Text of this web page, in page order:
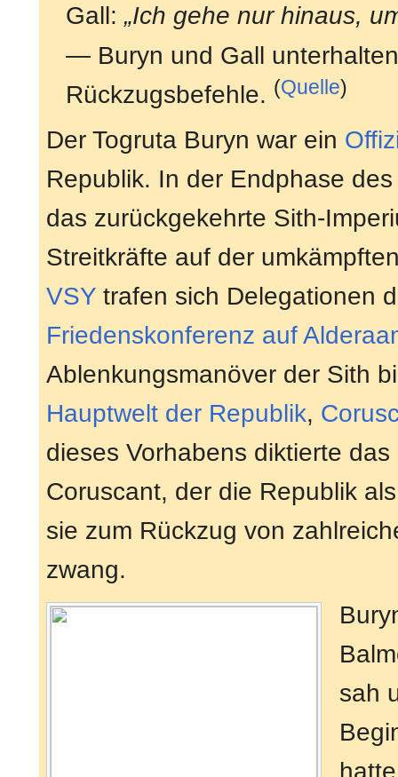
Gall:„Ich gehe nur hinaus,
— Buryn und Gall
Rückzugsbefehle. (Quelle)
Der Togruta Buryn war ein
Republik. In der Endphase
das zurückgekehrte Sith-
Streitkräfte auf der
VSY trafen sich Delegationen
Friedenskonferenz auf
Ablenkungsmanöver der Sith
Hauptwelt der Republik,
dieses Vorhabens diktierte
Coruscant, der die Republik
sie zum Rückzug von
zwang.
sah